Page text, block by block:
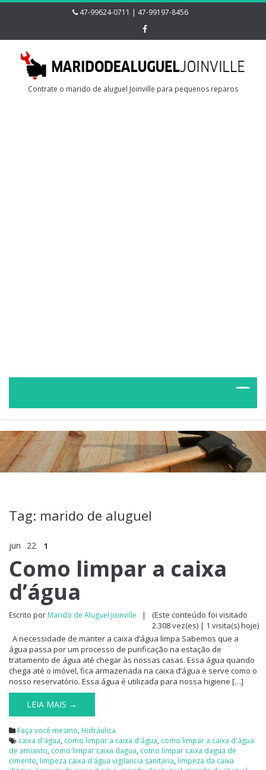
47-99624-0711 | 47-99197-8456
Contrate o marido de aluguel Joinville para pequenos reparos
Tag: marido de aluguel
jun 22 1
Como limpar a caixa
d’água
Escrito por Marido de Aluguel Joinville |
(Este conteúdo foi visitado
2.308 vez(es) | 1 visita(s) hoje)
A necessidade de manter a caixa d’água limpa Sabemos que a
água passa por um processo de purificação na estação de
tratamento de água até chegar às nossas casas. Essa água quando
chega até o imóvel, fica armazenada na caixa d’água e serve como o
nosso reservatório. Essa água é utilizada para nossa higiene […]
LEIA MAIS →
Faça você mesmo, Hidráulica
caixa d'água, como limpar a caixa d'água, como limpar a caixa d'água
de amianto, como limpar caixa dagua, como limpar caixa dagua de
cimento, limpeza caixa d'água vigilancia sanitaria, limpeza da caixa